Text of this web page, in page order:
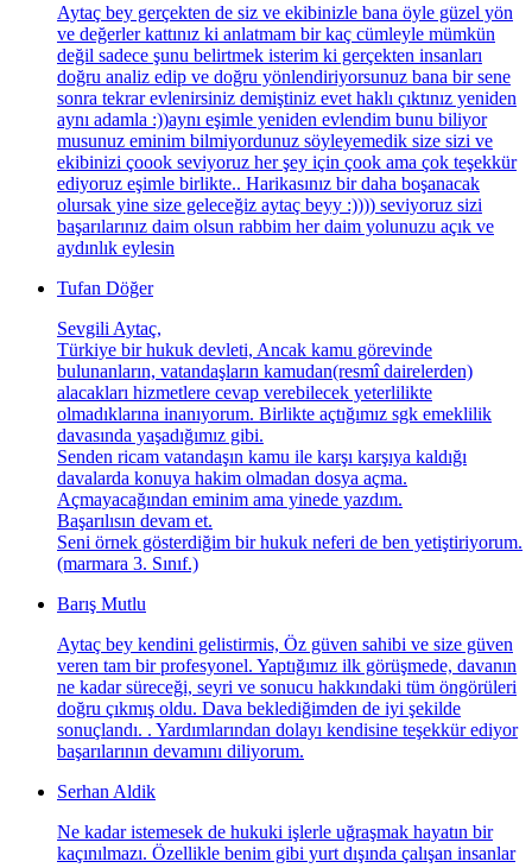
Aytaç bey gerçekten de siz ve ekibinizle bana öyle güzel yön
ve değerler kattınız ki anlatmam bir kaç cümleyle mümkün
değil sadece şunu belirtmek isterim ki gerçekten insanları
doğru analiz edip ve doğru yönlendiriyorsunuz bana bir sene
sonra tekrar evlenirsiniz demiştiniz evet haklı çıktınız yeniden
aynı adamla :))aynı eşimle yeniden evlendim bunu biliyor
musunuz eminim bilmiyordunuz söyleyemedik size sizi ve
ekibinizi çoook seviyoruz her şey için çook ama çok teşekkür
ediyoruz eşimle birlikte.. Harikasınız bir daha boşanacak
olursak yine size geleceğiz aytaç beyy :)))) seviyoruz sizi
başarılarınız daim olsun rabbim her daim yolunuzu açık ve
aydınlık eylesin
Tufan Döğer
Sevgili Aytaç,
Türkiye bir hukuk devleti, Ancak kamu görevinde
bulunanların, vatandaşların kamudan(resmî dairelerden)
alacakları hizmetlere cevap verebilecek yeterlilikte
olmadıklarına inanıyorum. Birlikte açtığımız sgk emeklilik
davasında yaşadığımız gibi.
Senden ricam vatandaşın kamu ile karşı karşıya kaldığı
davalarda konuya hakim olmadan dosya açma.
Açmayacağından eminim ama yinede yazdım.
Başarılısın devam et.
Seni örnek gösterdiğim bir hukuk neferi de ben yetiştiriyorum.
(marmara 3. Sınıf.)
Barış Mutlu
Aytaç bey kendini gelistirmis, Öz güven sahibi ve size güven
veren tam bir profesyonel. Yaptığımız ilk görüşmede, davanın
ne kadar süreceği, seyri ve sonucu hakkındaki tüm öngörüleri
doğru çıkmış oldu. Dava beklediğimden de iyi şekilde
sonuçlandı. . Yardımlarından dolayı kendisine teşekkür ediyor
başarılarının devamını diliyorum.
Serhan Aldik
Ne kadar istemesek de hukuki işlerle uğraşmak hayatın bir
kaçınılmazı. Özellikle benim gibi yurt dışında çalışan insanlar